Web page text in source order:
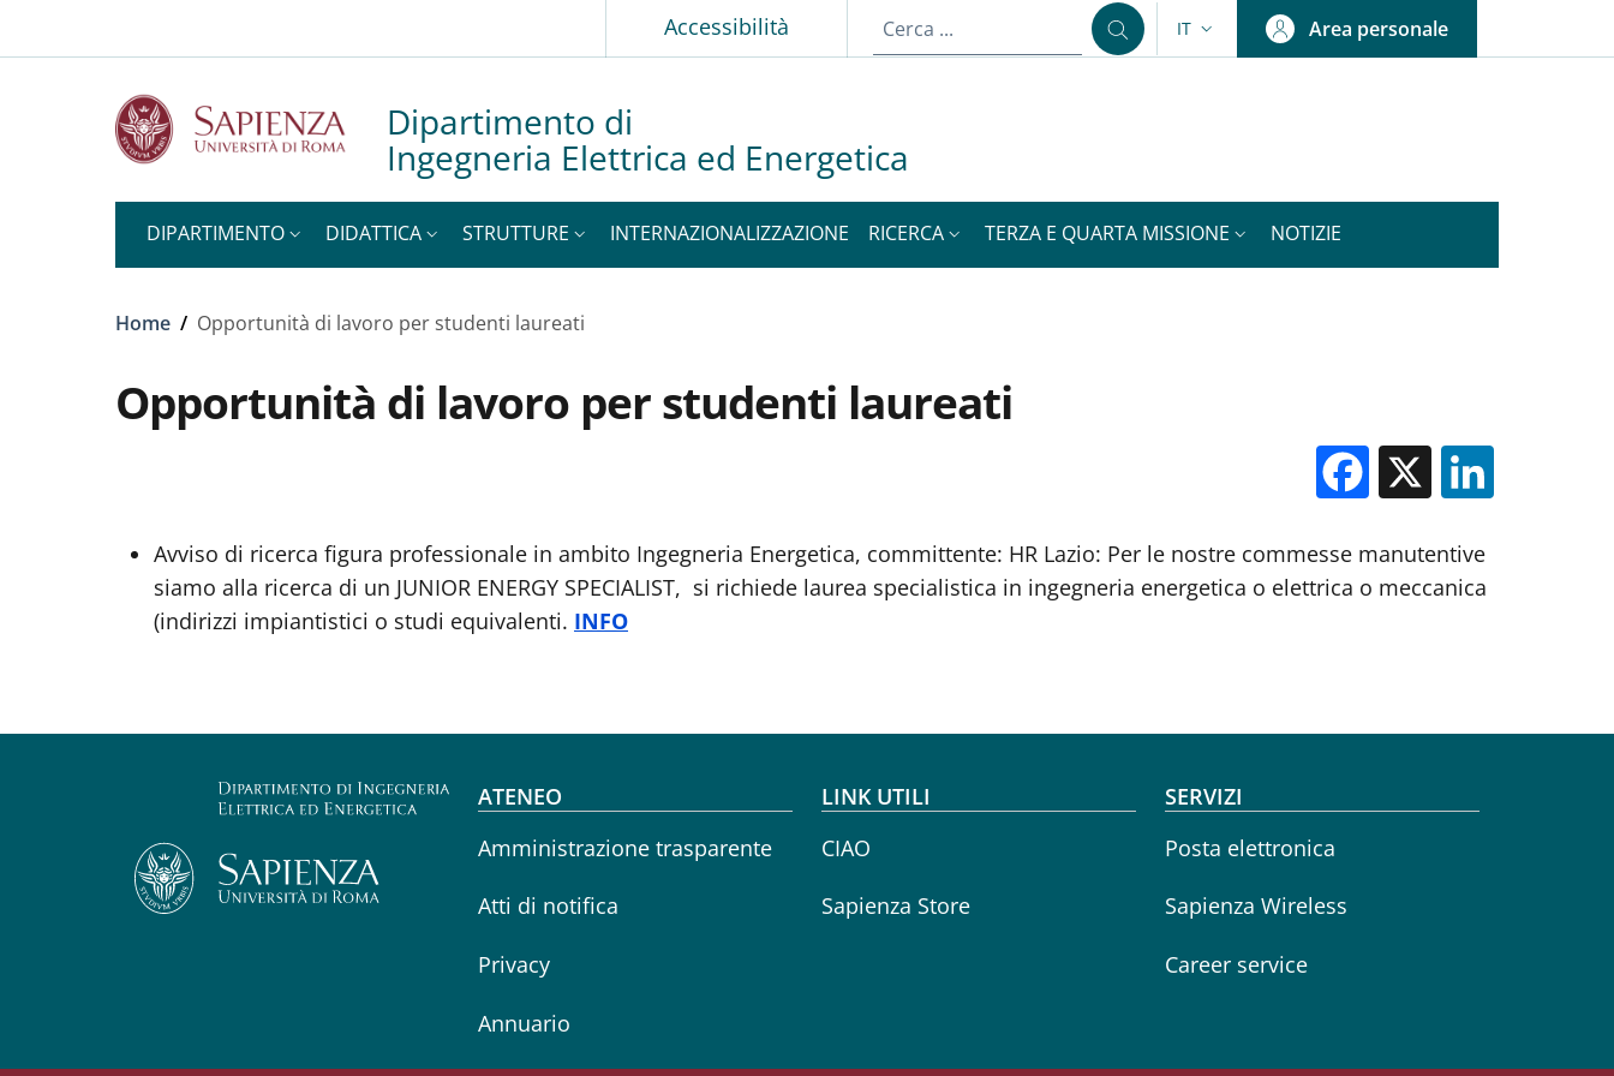
Accessibilità SELETTORE LINGUA: CURRENT LANGUAGE
IT Area personale
Dipartimento di
Ingegneria Elettrica ed Energetica
DIPARTIMENTO DIDATTICA STRUTTURE INTERNAZIONALIZZAZIONE RICERCA TERZA E QUARTA MISSIONE NOTIZIE
Briciole di pane
Home / Opportunità di lavoro per studenti laureati
Opportunità di lavoro per studenti laureati
Facebook
X
Avviso di ricerca figura professionale in ambito Ingegneria Energetica, committente: HR Lazio: Per le nostre commesse manutentive
siamo alla ricerca di un JUNIOR ENERGY SPECIALIST, si richiede laurea specialistica in ingegneria energetica o elettrica o meccanica
(indirizzi impiantistici o studi equivalenti. INFO
Footer menu
ATENEO
Amministrazione trasparente
Atti di notifica
Privacy
Annuario
LINK UTILI
CIAO
Sapienza Store
SERVIZI
Posta elettronica
Sapienza Wireless
Career service